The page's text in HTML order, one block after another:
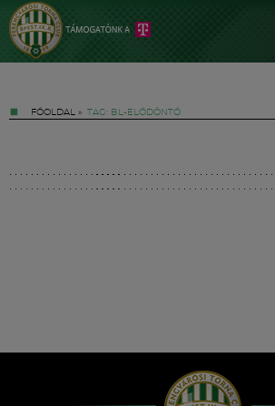
FŐOLDAL » TAG: BL-ELŐDÖNTŐ
Hírek